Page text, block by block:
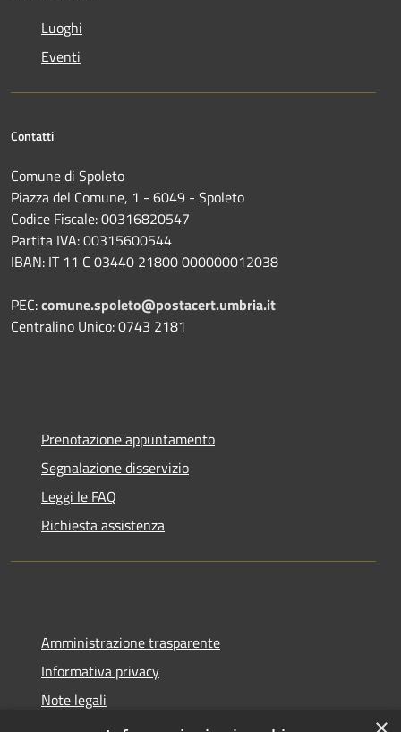
Luoghi
Eventi
Contatti
Comune di Spoleto
Piazza del Comune, 1 - 6049 - Spoleto
Codice Fiscale: 00316820547
Partita IVA: 00315600544
IBAN: IT 11 C 03440 21800 000000012038
PEC:comune.spoleto@postacert.umbria.it
Centralino Unico: 0743 2181
Prenotazione appuntamento
Segnalazione disservizio
Leggi le FAQ
Richiesta assistenza
Amministrazione trasparente
Informativa privacy
Note legali